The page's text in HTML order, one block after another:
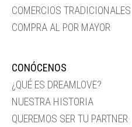
COMERCIOS TRADICIONALES
COMPRA AL POR MAYOR
CONÓCENOS
¿QUÉ ES DREAMLOVE?
NUESTRA HISTORIA
QUEREMOS SER TU PARTNER